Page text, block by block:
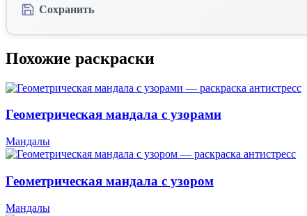
Сохранить
Похожие раскраски
Геометрическая мандала с узорами
Мандалы
Геометрическая мандала с узором
Мандалы